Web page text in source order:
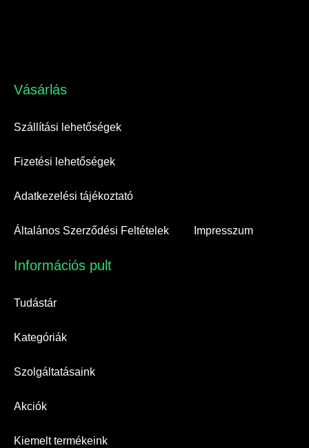
Vásárlás​
Szállítási lehetőségek
Fizetési lehetőségek
Adatkezelési tájékoztató
Általános Szerződési Feltételek Impresszum
Információs pult​
Tudástár
Kategóriák
Szolgáltatásaink
Akciók
Kiemelt termékeink